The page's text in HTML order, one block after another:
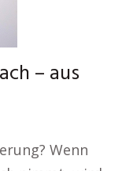
– aus
Wenn